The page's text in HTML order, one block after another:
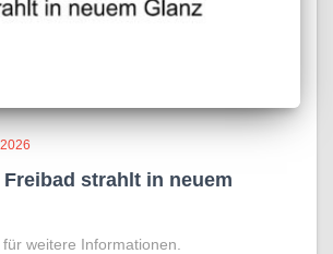
strahlt in neuem
weitere Informationen.